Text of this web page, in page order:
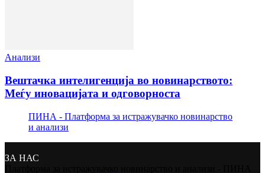
Анализи
Вештачка интелигенција во новинарството:
Меѓу иновацијата и одговорноста
ПИНА - Платформа за истражувачко новинарство
и анализи
ЗА НАС